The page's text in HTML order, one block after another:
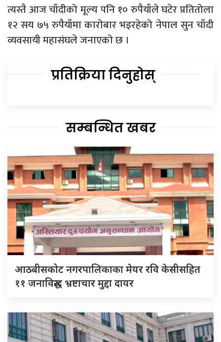
त्यस्तै आज चाँदीको मूल्य पनि १० रुपैयाँले घटेर प्रतितोला
१२ सय ७५ रुपैयाँमा कारोबार भइरहेको नेपाल सुन चाँदी
व्यवसायी महासंघले जनाएको छ ।
प्रतिक्रिया दिनुहोस्
सम्बन्धित खबर
आठबीसकोट नगरपालिकाका मेयर रवि केसीसहित
११ जनाविरुद्ध भ्रष्टाचार मुद्दा दायर